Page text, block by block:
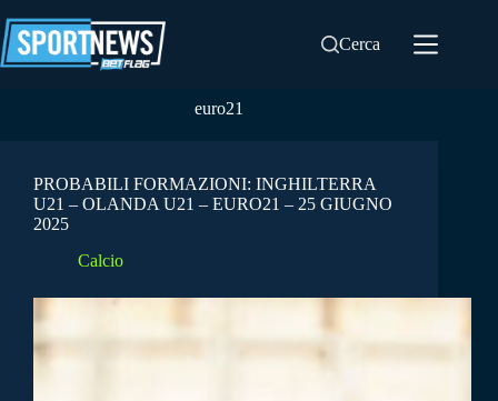
al
contenuto
Cerca
euro21
PROBABILI FORMAZIONI: INGHILTERRA
U21 – OLANDA U21 – EURO21 – 25 GIUGNO
2025
Calcio